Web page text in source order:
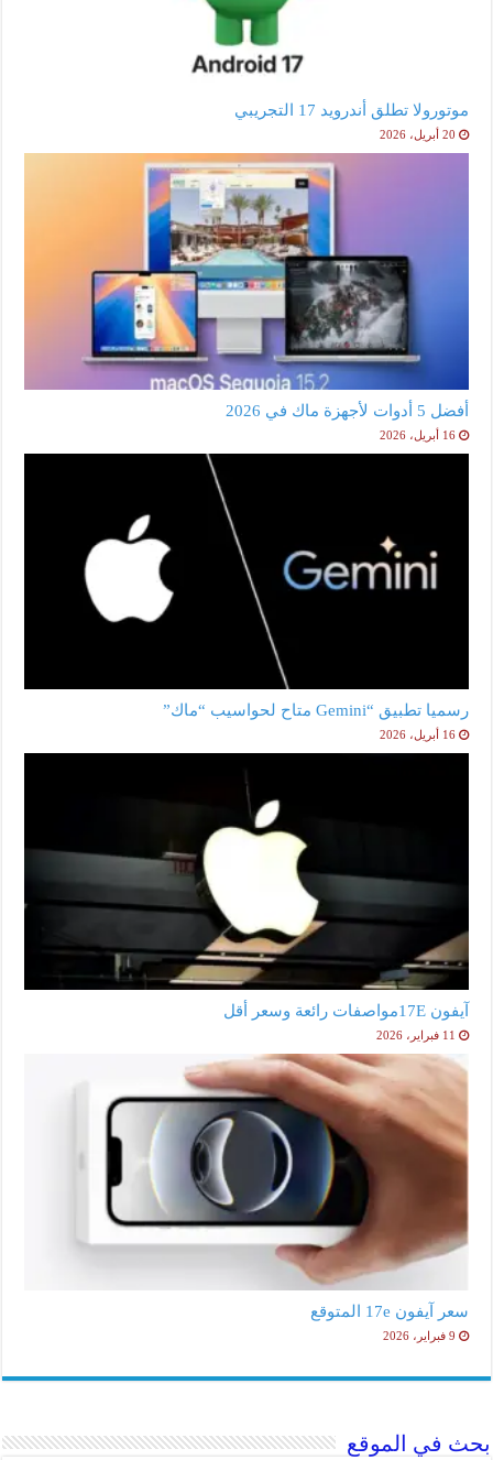
موتورولا تطلق أندرويد 17 التجريبي
20 أبريل، 2026
أفضل 5 أدوات لأجهزة ماك في 2026
16 أبريل، 2026
رسميا تطبيق “Gemini متاح لحواسيب “ماك”
16 أبريل، 2026
آيفون 17Eمواصفات رائعة وسعر أقل
11 فبراير، 2026
سعر آيفون 17e المتوقع
9 فبراير، 2026
بحث في الموقع